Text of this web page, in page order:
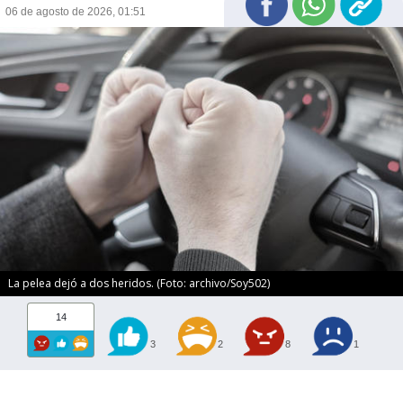
06 de agosto de 2026, 01:51
La pelea dejó a dos heridos. (Foto: archivo/Soy502)
14
3 2 8 1